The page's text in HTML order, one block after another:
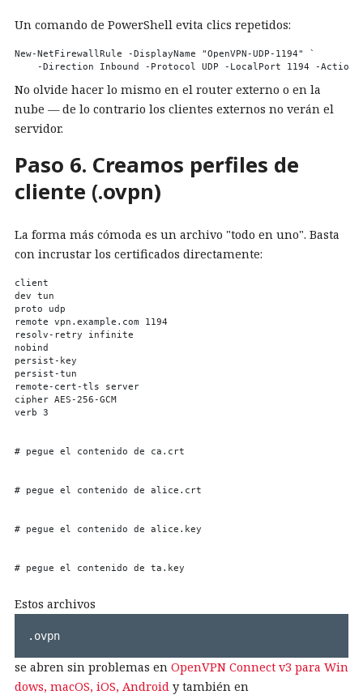
Un comando de PowerShell evita clics repetidos:
New-NetFirewallRule -DisplayName "OpenVPN-UDP-1194" `
No olvide hacer lo mismo en el router externo o en la
nube — de lo contrario los clientes externos no verán el
servidor.
Paso 6. Creamos perfiles de
cliente (.ovpn)
La forma más cómoda es un archivo "todo en uno". Basta
con incrustar los certificados directamente:
client
dev tun
proto udp
remote vpn.example.com 1194
resolv-retry infinite
nobind
persist-key
persist-tun
remote-cert-tls server
cipher AES-256-GCM
verb 3
# pegue el contenido de ca.crt
# pegue el contenido de alice.crt
# pegue el contenido de alice.key
# pegue el contenido de ta.key
Estos archivos
.ovpn
se abren sin problemas en OpenVPN Connect v3 para Win
dows, macOS, iOS, Android y también en